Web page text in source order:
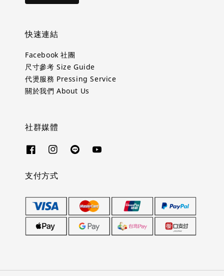
快速連結
Facebook 社團
尺寸參考 Size Guide
代燙服務 Pressing Service
關於我們 About Us
社群媒體
支付方式